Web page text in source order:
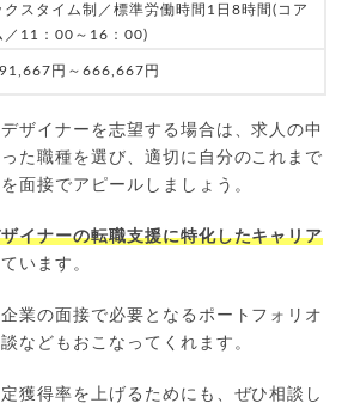
クスタイム制／標準労働時間1日8時間(コア
／11：00～16：00)
円～666,667円
ザイナーを志望する場合は、求人の中
た職種を選び、適切に自分のこれまで
面接でアピールしましょう。
イナーの転職支援に特化したキャリア
います。
業の面接で必要となるポートフォリオ
などもおこなってくれます。
獲得率を上げるためにも、ぜひ相談し